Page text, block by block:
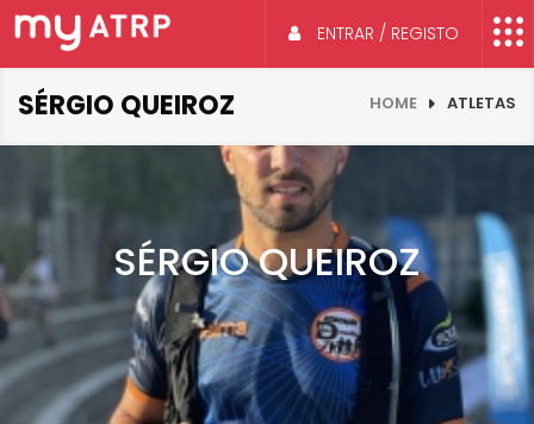
ENTRAR / REGISTO
SÉRGIO QUEIROZ HOME ATLETAS
SÉRGIO QUEIROZ